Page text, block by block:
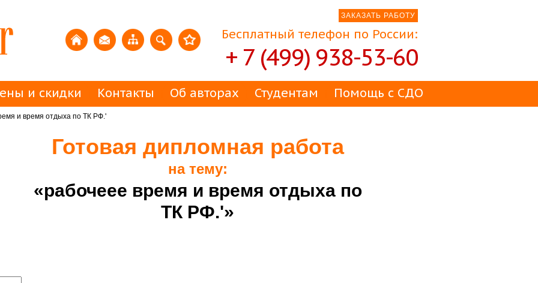
ЗАКАЗАТЬ РАБОТУ
Бесплатный телефон по России:
+ 7 (499) 938-53-60
и скидки Контакты Об авторах Студентам Помощь с СДО
и время отдыха по ТК РФ.'
Готовая дипломная работа
на тему:
«рабочеее время и время отдыха по
ТК РФ.'»